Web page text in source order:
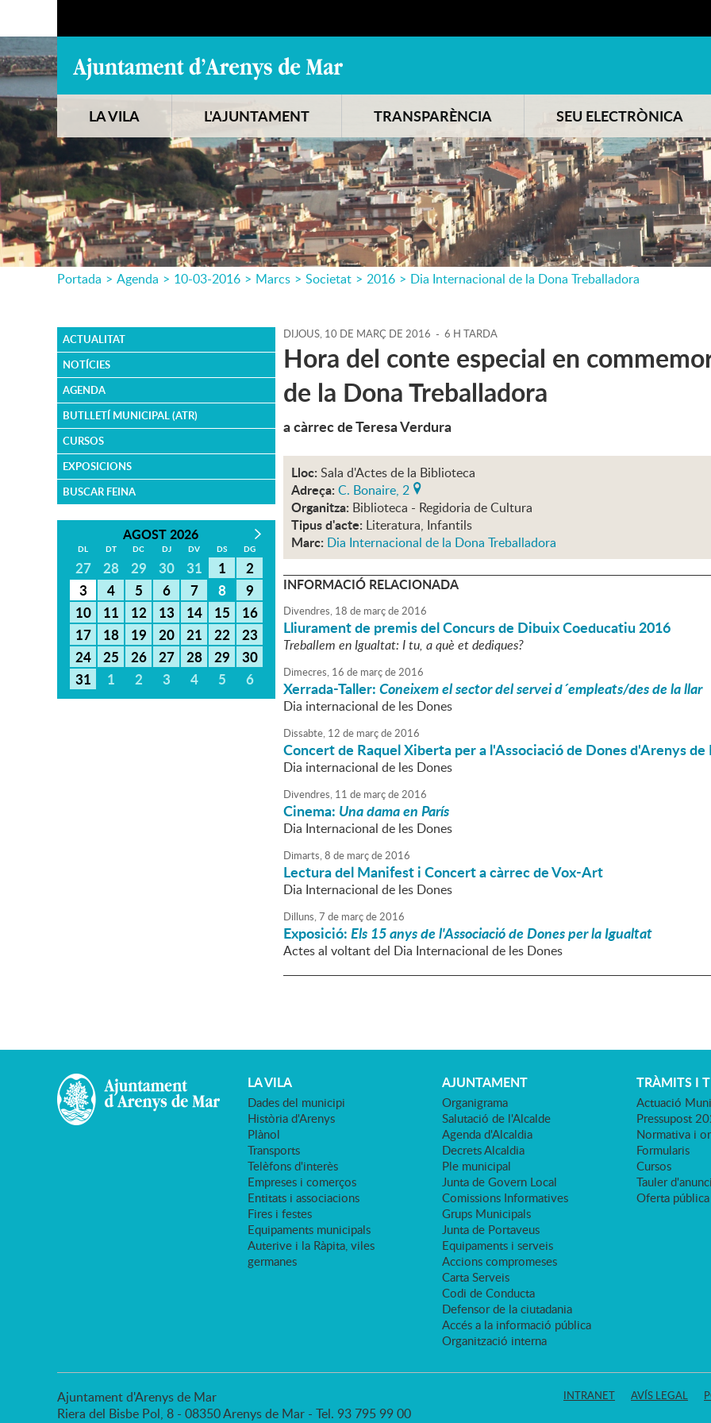
LA VILA L'AJUNTAMENT TRANSPARÈNCIA SEU ELECTRÒNICA
Portada > Agenda > 10-03-2016 > Marcs > Societat > 2016 > Dia Internacional de la Dona Treballadora
ACTUALITAT
NOTÍCIES
AGENDA
BUTLLETÍ MUNICIPAL (ATR)
CURSOS
EXPOSICIONS
BUSCAR FEINA
AGOST 2026
DL DT DC DJ DV DS DG
27 28 29 30 31 1
2
3
4 5 6 7 8
9
10
11 12 13 14 15
16
17
18 19 20 21 22
23
24
25 26 27 28 29
30
31
1 2 3 4 5 6
DIJOUS, 10 DE MARÇ DE 2016 - 6 H TARDA
Hora del conte especial en
de la Dona Treballadora
a càrrec de Teresa Verdura
Lloc: Sala d'Actes de la Biblioteca
Adreça: C. Bonaire, 2
Organitza: Biblioteca - Regidoria de Cultura
Tipus d'acte: Literatura, Infantils
Marc: Dia Internacional de la Dona Treballadora
INFORMACIÓ RELACIONADA
Divendres, 18 de marçde2016
Lliurament de premis del Concurs de Dibuix Coeducatiu 2016
Treballem en Igualtat: I tu, a què et dediques?
Dimecres, 16 de marçde2016
Xerrada-Taller:Coneixem el sector del servei d´empleats/des de la llar
Dia internacional de les Dones
Dissabte, 12 de marçde2016
Concert de Raquel Xiberta per a l'Associació de Dones d'Arenys
Dia internacional de les Dones
Divendres, 11 de marçde2016
Cinema: Una dama en París
Dia Internacional de les Dones
Dimarts,8 de marçde2016
Lectura del Manifest i Concert a càrrec de Vox-Art
Dia Internacional de les Dones
Dilluns,7 de marçde2016
Exposició:Els 15 anys de l'Associació de Dones per la Igualtat
Actes al voltant del Dia Internacional de les Dones
LA VILA
Dades del municipi
Història d'Arenys
Plànol
Transports
Telèfons d'interès
Empreses i comerços
Entitats i associacions
Fires i festes
Equipaments municipals
Auterive i la Ràpita, viles
germanes
AJUNTAMENT
Organigrama
Salutació de l'Alcalde
Agenda d'Alcaldia
Decrets Alcaldia
Ple municipal
Junta de Govern Local
Comissions Informatives
Grups Municipals
Junta de Portaveus
Equipaments i serveis
Accions compromeses
Carta Serveis
Codi de Conducta
Defensor de la ciutadania
Accés a la informació pública
Organització interna
TRÀMITS I
Actuació
Pressupost
Normativa i
Formularis
Cursos
Tauler
Oferta
Ajuntament d'Arenys de Mar
Riera del Bisbe Pol, 8 - 08350 Arenys de Mar - Tel. 93 795 99 00
INTRANET AVÍS LEGAL